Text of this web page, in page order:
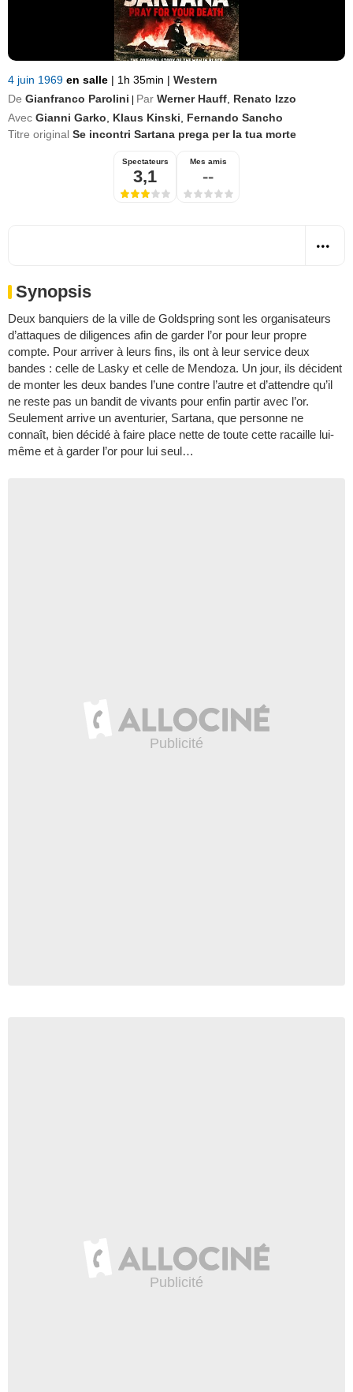
4 juin 1969 en salle | 1h 35min | Western
De Gianfranco Parolini Par Werner Hauff Renato Izzo
Avec Gianni Garko Klaus Kinski
Fernando Sancho
Titre original Se incontri Sartana prega per la tua morte
Spectateurs
3,1
Mes amis
--
Synopsis
Deux banquiers de la ville de Goldspring sont les organisateurs
d’attaques de diligences afin de garder l’or pour leur propre
compte. Pour arriver à leurs fins, ils ont à leur service deux
bandes : celle de Lasky et celle de Mendoza. Un jour, ils décident
de monter les deux bandes l’une contre l’autre et d’attendre qu’il
ne reste pas un bandit de vivants pour enfin partir avec l’or.
Seulement arrive un aventurier, Sartana, que personne ne
connaît, bien décidé à faire place nette de toute cette racaille lui-
même et à garder l’or pour lui seul…